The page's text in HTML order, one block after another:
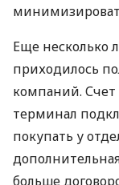
Еще несколько
приходилось
компаний. Счет
терминал
покупать у
больше